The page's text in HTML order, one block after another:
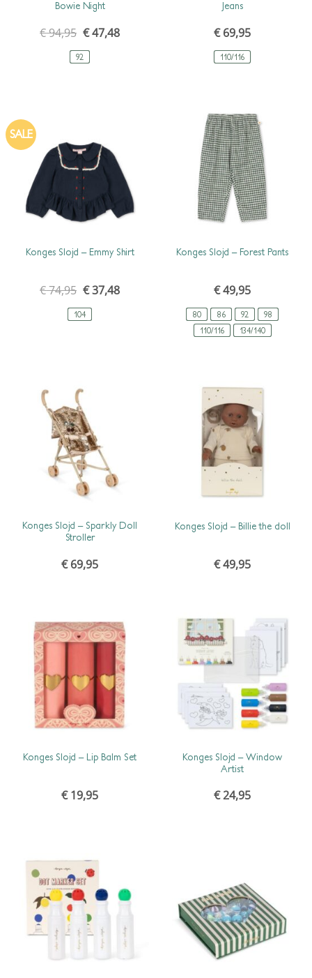
92
Bowie Night
€94,95 ursprünglicher
preis
war:
€ 94,95
€47,48aktueller
preis
110/116
Jeans
€69,95
SALE
104
Konges Slojd – Emmy Shirt
€74,95 ursprünglicher
preis
war:
€ 74,95
€37,48aktueller
preis
80 86 92
98
110/116
134/140
Konges Slojd – Forest Pants
€49,95
Konges Slojd – Sparkly Doll
Stroller
€69,95
Konges Slojd – Billie the doll
€49,95
Konges Slojd – Lip Balm Set
€19,95
Konges Slojd – Window
Artist
€24,95